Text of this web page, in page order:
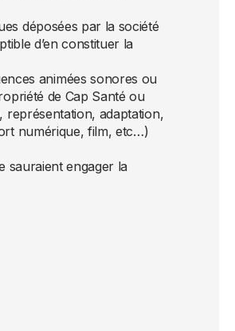
déposées par la société
d’en constituer la
animées sonores ou
de Cap Santé ou
représentation, adaptation,
numérique, film, etc…)
sauraient engager la